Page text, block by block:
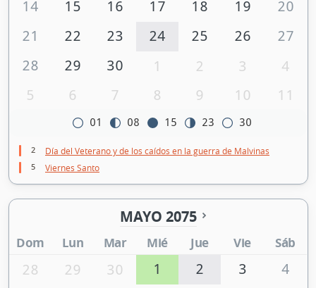
14
15 16 17 18 19
20
21
22 23 24 25 26
27
28
29 30 1 2 3
4
5
6 7 8 9 10 11
01 08 15 23 30
2 Día del Veterano y de los caídos en la guerra de Malvinas
5 Viernes Santo
MAYO 2075
Dom Lun Mar Mié Jue Vie Sáb
28 29 30 1 2 3
4